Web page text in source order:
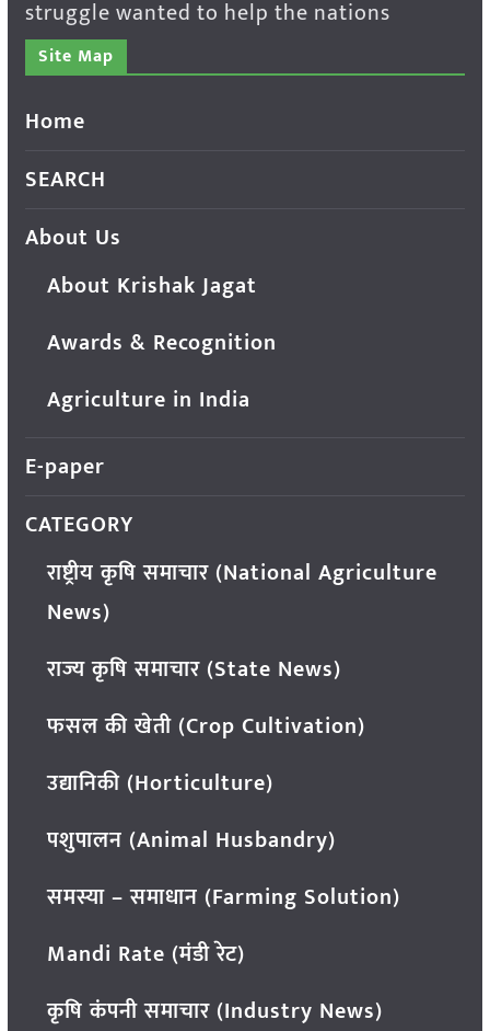
struggle wanted to help the nations
Site Map
Home
SEARCH
About Us
About Krishak Jagat
Awards & Recognition
Agriculture in India
E-paper
CATEGORY
राष्ट्रीय कृषि समाचार (National Agriculture
News)
राज्य कृषि समाचार (State News)
फसल की खेती (Crop Cultivation)
उद्यानिकी (Horticulture)
पशुपालन (Animal Husbandry)
समस्या – समाधान (Farming Solution)
Mandi Rate (मंडी रेट)
कृषि कंपनी समाचार (Industry News)